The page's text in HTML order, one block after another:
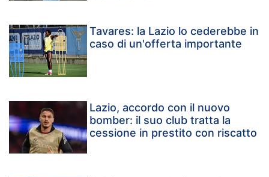
Tavares: la Lazio lo cederebbe in
caso di un'offerta importante
Lazio, accordo con il nuovo
bomber: il suo club tratta la
cessione in prestito con riscatto